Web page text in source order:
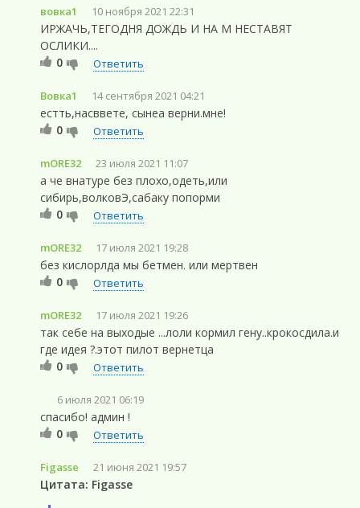
вовка1 10 ноября 2021 22:31
ИРЖАЧЬ,ТЕГОДНЯ ДОЖДЬ И НА М НЕСТАВЯТ
ОСЛИКИ....
0
Ответить
Вовка1 14 сентября 2021 04:21
естть,насввете, сынеа верни.мне!
0
Ответить
mORE32 23 июля 2021 11:07
а че внатуре без плохо,одеть,или
сибирь,волковЭ,сабаку попорми
0
Ответить
mORE32 17 июля 2021 19:28
без кислорлда мы бетмен. или мертвен
0
Ответить
mORE32 17 июля 2021 19:26
так себе на выходые ...лоли кормил гену..крокосдила.и
где идея ?.этот пилот вернетца
0
Ответить
6 июля 2021 06:19
спасибо! админ !
0
Ответить
Figasse 21 июня 2021 19:57
Цитата: Figasse